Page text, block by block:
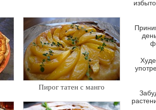
Пирог татен с манго
Суп
Суп
тофу
из